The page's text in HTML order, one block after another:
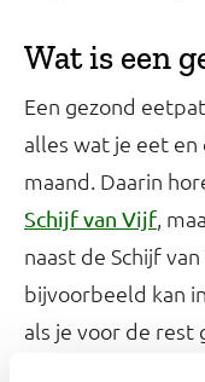
Wat is een
Een gezond
alles wat je eet
maand. Daarin
Schijf van Vijf,
naast de Schijf
bijvoorbeeld kan
als je voor de rest